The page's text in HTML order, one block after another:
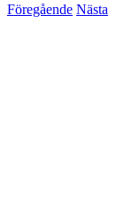
Föregående Nästa